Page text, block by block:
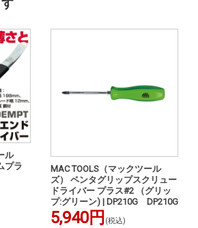
ル
プラ
MAC TOOLS（マックツール
ズ） ペンタグリップスクリュー
ドライバー プラス#2 （グリッ
プ:グリーン) | DP210G DP210G
5,940円 (税込)